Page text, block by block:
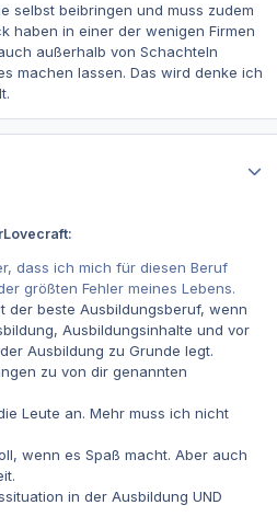
selbst beibringen und muss zudem
haben in einer der wenigen Firmen
außerhalb von Schachteln
machen lassen. Das wird denke ich
dass ich mich für diesen Beruf
größten Fehler meines Lebens.
der beste Ausbildungsberuf, wenn
Ausbildungsinhalte und vor
Ausbildung zu Grunde legt.
zu von dir genannten
Leute an. Mehr muss ich nicht
wenn es Spaß macht. Aber auch
in der Ausbildung UND